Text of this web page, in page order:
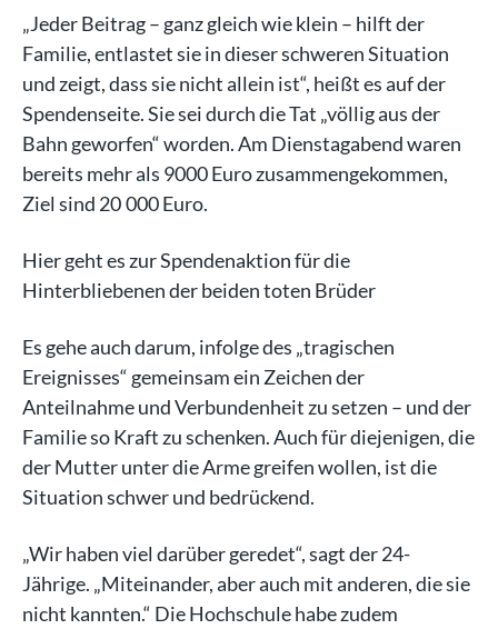
„Jeder Beitrag – ganz gleich wie klein – hilft der
Familie, entlastet sie in dieser schweren Situation
und zeigt, dass sie nicht allein ist“, heißt es auf der
Spendenseite. Sie sei durch die Tat „völlig aus der
Bahn geworfen“ worden. Am Dienstagabend waren
bereits mehr als 9000 Euro zusammengekommen,
Ziel sind 20 000 Euro.
Hier geht es zur Spendenaktion für die
Hinterbliebenen der beiden toten Brüder
Es gehe auch darum, infolge des „tragischen
Ereignisses“ gemeinsam ein Zeichen der
Anteilnahme und Verbundenheit zu setzen – und der
Familie so Kraft zu schenken. Auch für diejenigen, die
der Mutter unter die Arme greifen wollen, ist die
Situation schwer und bedrückend.
„Wir haben viel darüber geredet“, sagt der 24-
Jährige. „Miteinander, aber auch mit anderen, die sie
nicht kannten.“ Die Hochschule habe zudem